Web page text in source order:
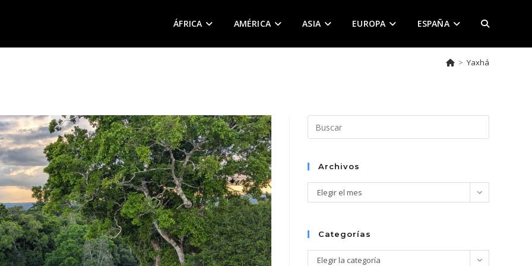
ÁFRICA AMÉRICA ASIA EUROPA ESPAÑA ALTERNAR
DE
> Yaxhá
Escape
el
Archivos
Archivos
Elegir el mes
Categorías
Categorías
Elegir la categoría